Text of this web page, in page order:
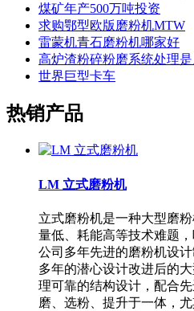
煤矿年产500万吨投资
求购鄂型欧版磨粉机MTW
雷蒙机青石磨粉机哪家好
高炉渣粉碎粉磨系统处理
世界巨型卡车
热销产品
LM 立式磨粉机
立式磨粉机是一种大型磨
量低、耗能高等技术难题
公司多年先进的磨粉机设
多年的潜心设计改进后的
理可靠的结构设计，配合
磨、选粉、提升于一体，